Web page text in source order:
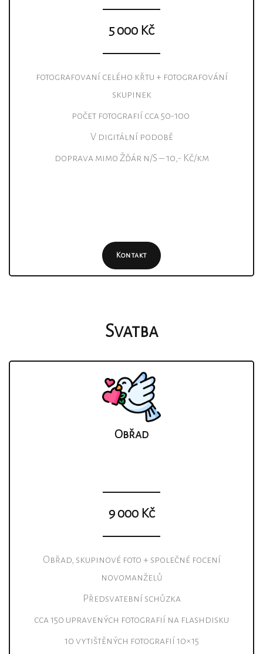
5 000 Kč
fotografovaní celého křtu + fotografování
skupinek
počet fotografií cca 50-100
V digitální podobě
doprava mimo Žďár n/S – 10,- Kč/km
Kontakt
Svatba
Obřad
9 000 Kč
Obřad, skupinové foto + společné focení
novomanželů
Předsvatební schůzka
cca 150 upravených fotografií na flashdisku
10 vytištěných fotografií 10×15